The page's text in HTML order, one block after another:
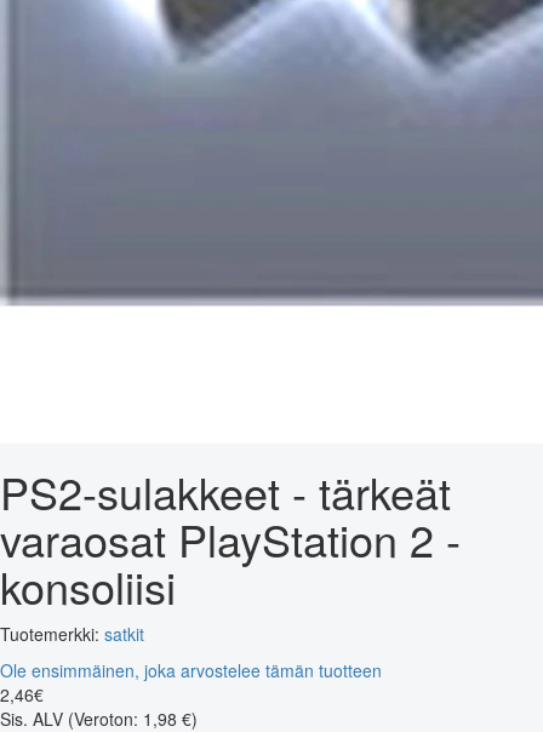
PS2-sulakkeet - tärkeät
varaosat PlayStation 2 -
konsoliisi
Tuotemerkki: satkit
Ole ensimmäinen, joka arvostelee tämän tuotteen
2,46€
Sis. ALV (Veroton: 1,98 €)